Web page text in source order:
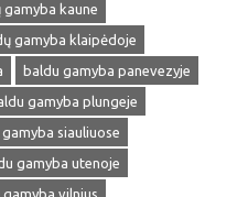
gamyba kaune
gamyba klaipėdoje
baldu gamyba panevezyje
gamyba plungeje
siauliuose
gamyba utenoje
gamyba vilnius